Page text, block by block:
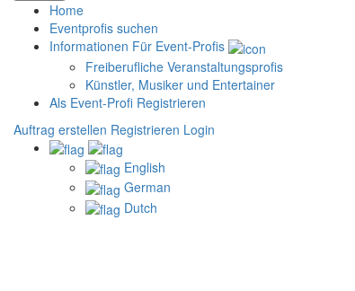
Home
Eventprofis suchen
Informationen Für Event-Profis
Freiberufliche Veranstaltungsprofis
Künstler, Musiker und Entertainer
Als Event-Profi Registrieren
Auftrag erstellen Registrieren Login
English
German
Dutch